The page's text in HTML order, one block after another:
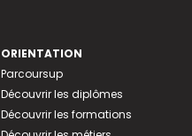
ORIENTATION
Parcoursup
Découvrir les diplômes
Découvrir les formations